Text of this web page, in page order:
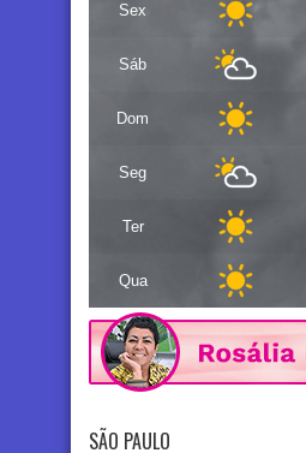
Sex
Sáb
Dom
Seg
Ter
Qua
SÃO PAULO